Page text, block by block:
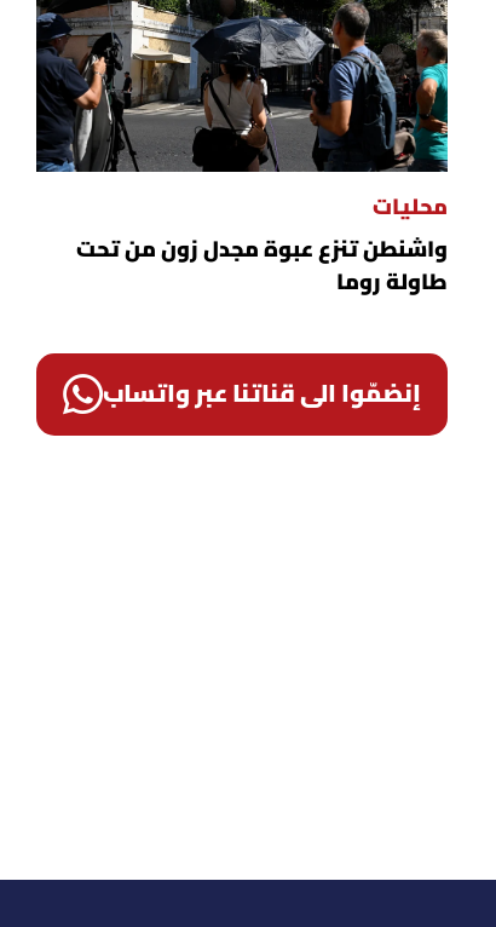
محليات
واشنطن تنزع عبوة مجدل زون من تحت
طاولة روما
إنضمّوا الى قناتنا عبر واتساب